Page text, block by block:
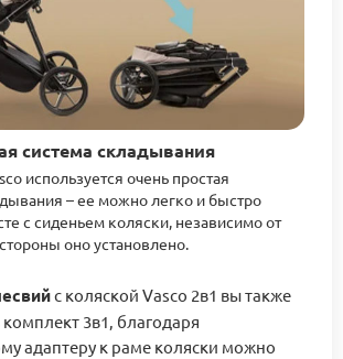
система складывания
используется очень простая
– ее можно легко и быстро
с сиденьем коляски, независимо от
оно установлено.
с коляской Vasco 2в1 вы также
3в1, благодаря
адаптеру к раме коляски можно